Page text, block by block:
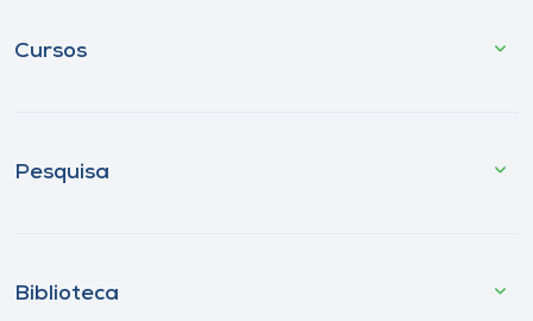
Cursos
Pesquisa
Biblioteca